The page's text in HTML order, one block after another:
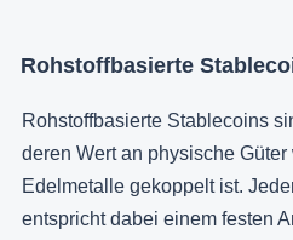
Rohstoffbasierte
Rohstoffbasierte Stablecoins
deren Wert an physische
Edelmetalle gekoppelt ist.
entspricht dabei einem festen